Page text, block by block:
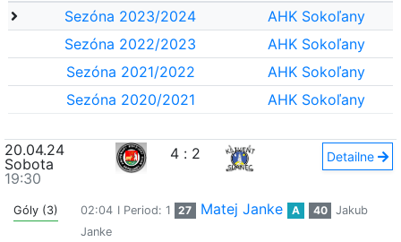
Sezóna 2023/2024
AHK Sokoľany
Sezóna 2022/2023
AHK Sokoľany
Sezóna 2021/2022
AHK Sokoľany
Sezóna 2020/2021
AHK Sokoľany
20.04.24
Sobota
19:30
4 : 2 Detailne
Góly (3) 02:04 I Period: 1 27 Matej Janke A 40
Jakub
Janke